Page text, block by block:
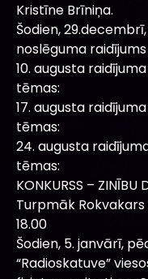
Kristīne Brīniņa.
Šodien,
noslēguma raidījums
10. augusta
tēmas:
17. augusta
tēmas:
24. augusta
tēmas:
KONKURSS – ZINĪBU
Turpmāk
18.00
Šodien, 5. janvārī,
“Radioskatuve”